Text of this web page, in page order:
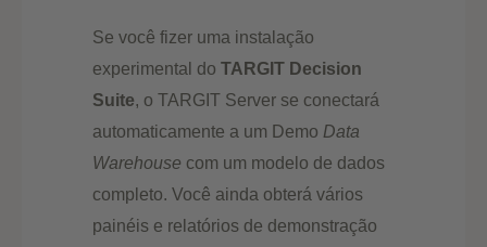
Se você fizer uma instalação
experimental do TARGIT Decision
Suite, o TARGIT Server se conectará
automaticamente a um Demo Data
Warehouse com um modelo de dados
completo. Você ainda obterá vários
painéis e relatórios de demonstração